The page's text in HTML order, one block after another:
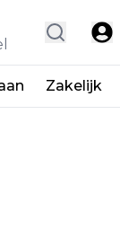
Zakelijk